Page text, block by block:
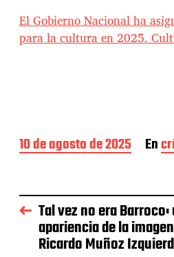
El Gobierno Nacional ha
para la cultura en 2025.
F
e
a
d
10 de agosto de 2025 En
Tal vez no era
apariencia de la
Ricardo Muñoz